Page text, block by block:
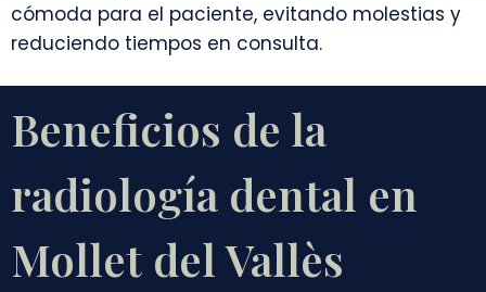
cómoda para el paciente, evitando molestias y
reduciendo tiempos en consulta.
Beneficios de la
radiología dental en
Mollet del Vallès